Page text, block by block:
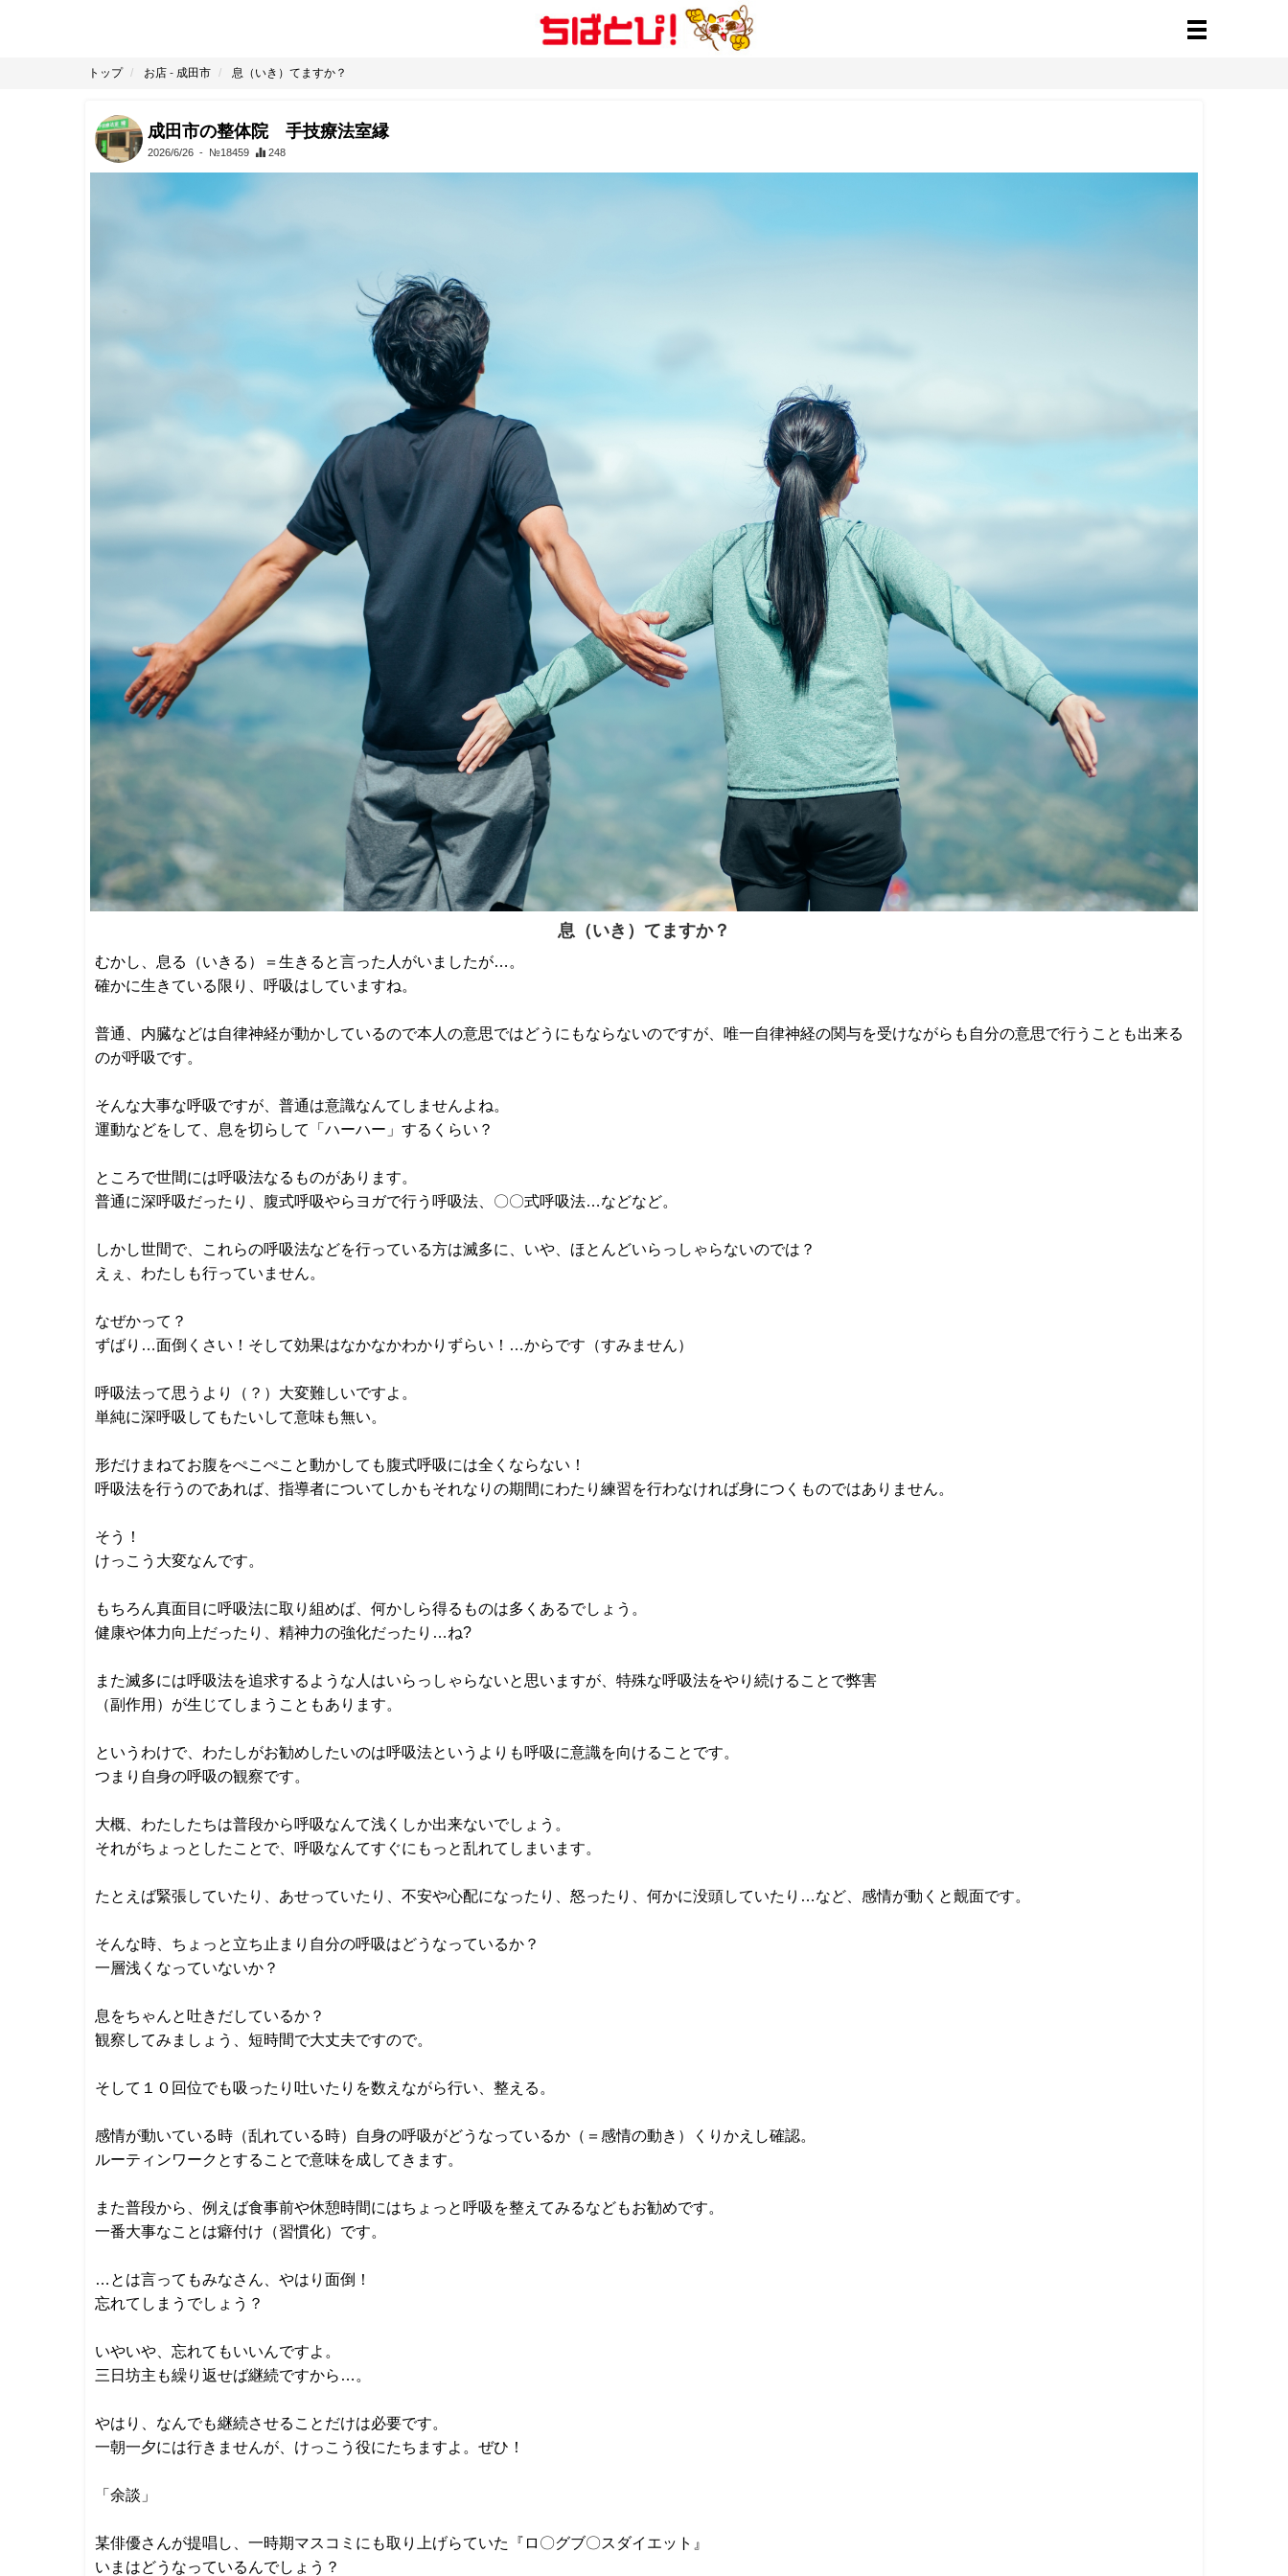
トップ お店 - 成田市 息（いき）てますか？
成田市の整体院 手技療法室縁
2026/6/26 - №18459 248
息（いき）てますか？
むかし、息る（いきる）＝生きると言った人がいましたが…。
確かに生きている限り、呼吸はしていますね。
普通、内臓などは自律神経が動かしているので本人の意思ではどうにもならないのですが、唯一自律神経の関与を受けながらも自分の意思で行うことも出来る
のが呼吸です。
そんな大事な呼吸ですが、普通は意識なんてしませんよね。
運動などをして、息を切らして「ハーハー」するくらい？
ところで世間には呼吸法なるものがあります。
普通に深呼吸だったり、腹式呼吸やらヨガで行う呼吸法、〇〇式呼吸法…などなど。
しかし世間で、これらの呼吸法などを行っている方は滅多に、いや、ほとんどいらっしゃらないのでは？
えぇ、わたしも行っていません。
なぜかって？
ずばり…面倒くさい！そして効果はなかなかわかりずらい！…からです（すみません）
呼吸法って思うより（？）大変難しいですよ。
単純に深呼吸してもたいして意味も無い。
形だけまねてお腹をぺこぺこと動かしても腹式呼吸には全くならない！
呼吸法を行うのであれば、指導者についてしかもそれなりの期間にわたり練習を行わなければ身につくものではありません。
そう！
けっこう大変なんです。
もちろん真面目に呼吸法に取り組めば、何かしら得るものは多くあるでしょう。
健康や体力向上だったり、精神力の強化だったり…ね?
また滅多には呼吸法を追求するような人はいらっしゃらないと思いますが、特殊な呼吸法をやり続けることで弊害
（副作用）が生じてしまうこともあります。
というわけで、わたしがお勧めしたいのは呼吸法というよりも呼吸に意識を向けることです。
つまり自身の呼吸の観察です。
大概、わたしたちは普段から呼吸なんて浅くしか出来ないでしょう。
それがちょっとしたことで、呼吸なんてすぐにもっと乱れてしまいます。
たとえば緊張していたり、あせっていたり、不安や心配になったり、怒ったり、何かに没頭していたり…など、感情が動くと覿面です。
そんな時、ちょっと立ち止まり自分の呼吸はどうなっているか？
一層浅くなっていないか？
息をちゃんと吐きだしているか？
観察してみましょう、短時間で大丈夫ですので。
そして１０回位でも吸ったり吐いたりを数えながら行い、整える。
感情が動いている時（乱れている時）自身の呼吸がどうなっているか（＝感情の動き）くりかえし確認。
ルーティンワークとすることで意味を成してきます。
また普段から、例えば食事前や休憩時間にはちょっと呼吸を整えてみるなどもお勧めです。
一番大事なことは癖付け（習慣化）です。
…とは言ってもみなさん、やはり面倒！
忘れてしまうでしょう？
いやいや、忘れてもいいんですよ。
三日坊主も繰り返せば継続ですから…。
やはり、なんでも継続させることだけは必要です。
一朝一夕には行きませんが、けっこう役にたちますよ。ぜひ！
「余談」
某俳優さんが提唱し、一時期マスコミにも取り上げらていた『ロ〇グブ〇スダイエット』
いまはどうなっているんでしょう？